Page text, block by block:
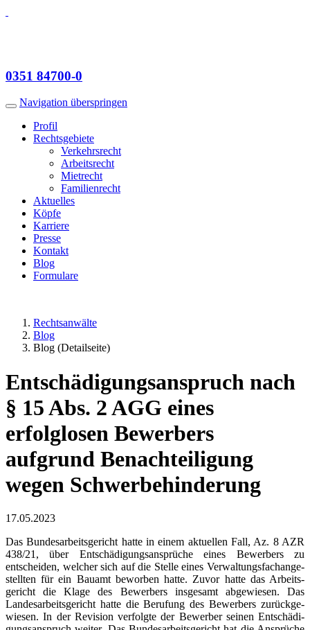
0351 84700-0
Navigation überspringen
Profil
Rechts­gebiete
Verkehrsrecht
Arbeitsrecht
Mietrecht
Famili­enrecht
Aktuelles
Köpfe
Karriere
Presse
Kontakt
Blog
Formulare
Rechts­anwälte
Blog
Blog (Detailseite)
Entschä­di­gungs­an­spruch nach
§ 15 Abs. 2 AGG eines
erfolglosen Bewerbers
aufgrund Benach­tei­ligung
wegen Schwer­be­hin­derung
17.05.2023
Das Bundes­ar­beits­gericht hatte in einem aktuellen Fall, Az. 8 AZR
438/21, über Entschä­di­gungs­an­sprüche eines Bewerbers zu
entscheiden, welcher sich auf die Stelle eines Verwal­tungs­fach­an­ge­
stellten für ein Bauamt beworben hatte. Zuvor hatte das Arbeits­
gericht die Klage des Bewerbers insgesamt abgewiesen. Das
Landes­ar­beits­gericht hatte die Berufung des Bewerbers zurück­ge­
wiesen. In der Revision verfolgte der Bewerber seinen Entschä­di­